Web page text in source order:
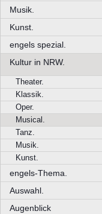
Musik.
Kunst.
engels spezial.
Kultur in NRW.
Theater.
Klassik.
Oper.
Musical.
Tanz.
Musik.
Kunst.
engels-Thema.
Auswahl.
Augenblick